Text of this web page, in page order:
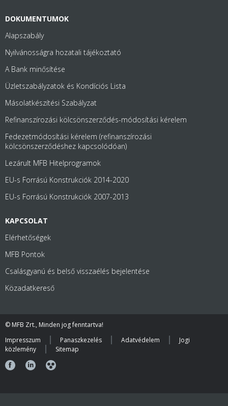
DOKUMENTUMOK
Alapszabály
Nyilvánosságra hozatali tájékoztató
A Bank minősítése
Üzletszabályzatok és Kondíciós Lista
Másolatkészítési Szabályzat
Refinanszírozási kölcsönszerződés-módosítási kérelem
Fedezetmódosítási kérelem (refinanszírozási
kölcsönszerződéshez kapcsolódóan)
Lezárult MFB Hitelprogramok
EU-s Forrású Konstrukciók 2014-2020
EU-s Forrású Konstrukciók 2007-2013
KAPCSOLAT
Elérhetőségek
MFB Pontok
Csalásgyanú és belső visszaélés bejelentése
Közadatkereső
© MFB Zrt., Minden jog fenntartva!
Impresszum
Panaszkezelés Adatvédelem
Jogi
közlemény
Sitemap